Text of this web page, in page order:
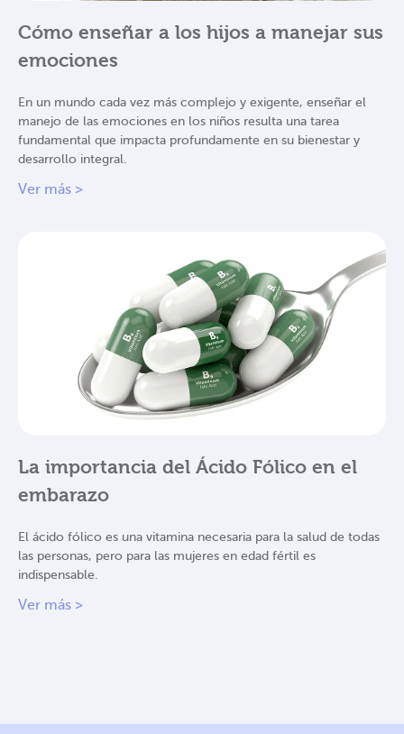
Cómo enseñar a los hijos a manejar sus
emociones
En un mundo cada vez más complejo y exigente, enseñar el
manejo de las emociones en los niños resulta una tarea
fundamental que impacta profundamente en su bienestar y
desarrollo integral.
Ver más >
La importancia del Ácido Fólico en el
embarazo
El ácido fólico es una vitamina necesaria para la salud de todas
las personas, pero para las mujeres en edad fértil es
indispensable.
Ver más >